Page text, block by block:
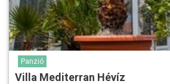
Panzió
Villa Mediterran Hévíz